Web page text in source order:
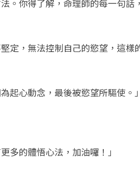
。你得了解，命理師的每一句話
定，無法控制自己的慾望，這樣
起心動念，最後被慾望所驅使。」
多的體悟心法，加油囉！」